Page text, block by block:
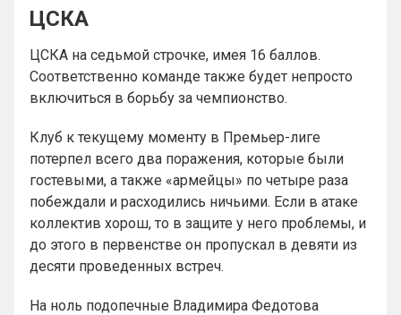
ЦСКА
ЦСКА на седьмой строчке, имея 16 баллов.
Соответственно команде также будет непросто
включиться в борьбу за чемпионство.
Клуб к текущему моменту в Премьер-лиге
потерпел всего два поражения, которые были
гостевыми, а также «армейцы» по четыре раза
побеждали и расходились ничьими. Если в атаке
коллектив хорош, то в защите у него проблемы, и
до этого в первенстве он пропускал в девяти из
десяти проведенных встреч.
На ноль подопечные Владимира Федотова